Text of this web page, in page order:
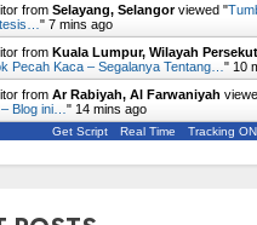
from Selayang, Selangorviewed "
" 7 mins ago
from Kuala Lumpur, Wilayah
Pecah Kaca – Segalanya Tentang… " 10
from Ar Rabiyah, Al Farwaniyah
Blog ini… " 14 mins ago
Get Script Real Time Tracking ON